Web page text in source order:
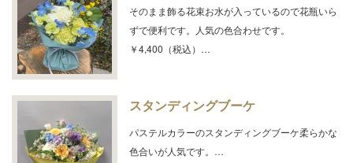
そのまま飾る花束お水が入っているので花瓶いら
ずで便利です。人気の色合わせです。
￥4,400（税込）…
スタンディングブーケ
パステルカラーのスタンディングブーケ柔らかな
色合いが人気です。…